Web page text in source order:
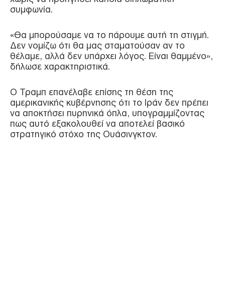
συμφωνία.
«Θα μπορούσαμε να το πάρουμε αυτή τη στιγμή.
Δεν νομίζω ότι θα μας σταματούσαν αν το
θέλαμε, αλλά δεν υπάρχει λόγος. Είναι θαμμένο»,
δήλωσε χαρακτηριστικά.
Ο Τραμπ επανέλαβε επίσης τη θέση της
αμερικανικής κυβέρνησης ότι το Ιράν δεν πρέπει
να αποκτήσει πυρηνικά όπλα, υπογραμμίζοντας
πως αυτό εξακολουθεί να αποτελεί βασικό
στρατηγικό στόχο της Ουάσινγκτον.